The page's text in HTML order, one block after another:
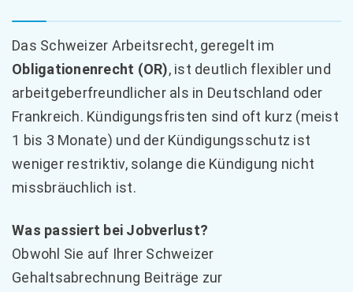
Das Schweizer Arbeitsrecht, geregelt im
Obligationenrecht (OR), ist deutlich flexibler und
arbeitgeberfreundlicher als in Deutschland oder
Frankreich. Kündigungsfristen sind oft kurz (meist
1 bis 3 Monate) und der Kündigungsschutz ist
weniger restriktiv, solange die Kündigung nicht
missbräuchlich ist.
Was passiert bei Jobverlust?
Obwohl Sie auf Ihrer Schweizer
Gehaltsabrechnung Beiträge zur